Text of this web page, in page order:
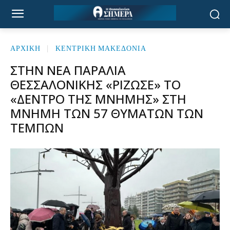
ΑΡΧΙΚΉ ΚΕΝΤΡΙΚΗ ΜΑΚΕΔΟΝΙΑ
ΣΤΗΝ ΝΈΑ ΠΑΡΑΛΊΑ
ΘΕΣΣΑΛΟΝΊΚΗΣ «ΡΊΖΩΣΕ» ΤΟ
«ΔΈΝΤΡΟ ΤΗΣ ΜΝΉΜΗΣ» ΣΤΗ
ΜΝΉΜΗ ΤΩΝ 57 ΘΥΜΆΤΩΝ ΤΩΝ
ΤΕΜΠΏΝ